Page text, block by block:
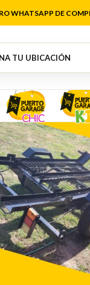
WHATSAPP DE